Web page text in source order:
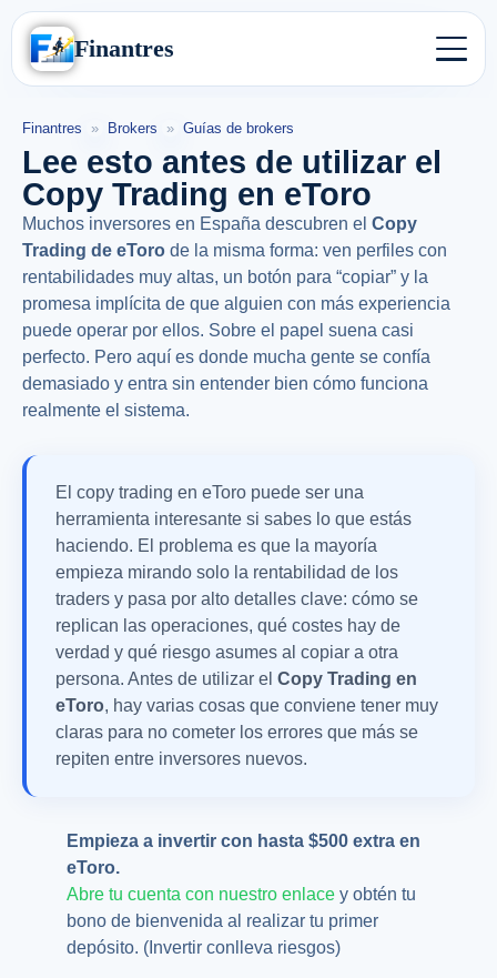
Finantres
Finantres » Brokers » Guías de brokers
Lee esto antes de utilizar el
Copy Trading en eToro
Muchos inversores en España descubren el Copy
Trading de eToro de la misma forma: ven perfiles con
rentabilidades muy altas, un botón para “copiar” y la
promesa implícita de que alguien con más experiencia
puede operar por ellos. Sobre el papel suena casi
perfecto. Pero aquí es donde mucha gente se confía
demasiado y entra sin entender bien cómo funciona
realmente el sistema.
El copy trading en eToro puede ser una
herramienta interesante si sabes lo que estás
haciendo. El problema es que la mayoría
empieza mirando solo la rentabilidad de los
traders y pasa por alto detalles clave: cómo se
replican las operaciones, qué costes hay de
verdad y qué riesgo asumes al copiar a otra
persona. Antes de utilizar el Copy Trading en
eToro, hay varias cosas que conviene tener muy
claras para no cometer los errores que más se
repiten entre inversores nuevos.
Empieza a invertir con hasta $500 extra en
eToro.
Abre tu cuenta con nuestro enlace y obtén tu
bono de bienvenida al realizar tu primer
depósito. (Invertir conlleva riesgos)